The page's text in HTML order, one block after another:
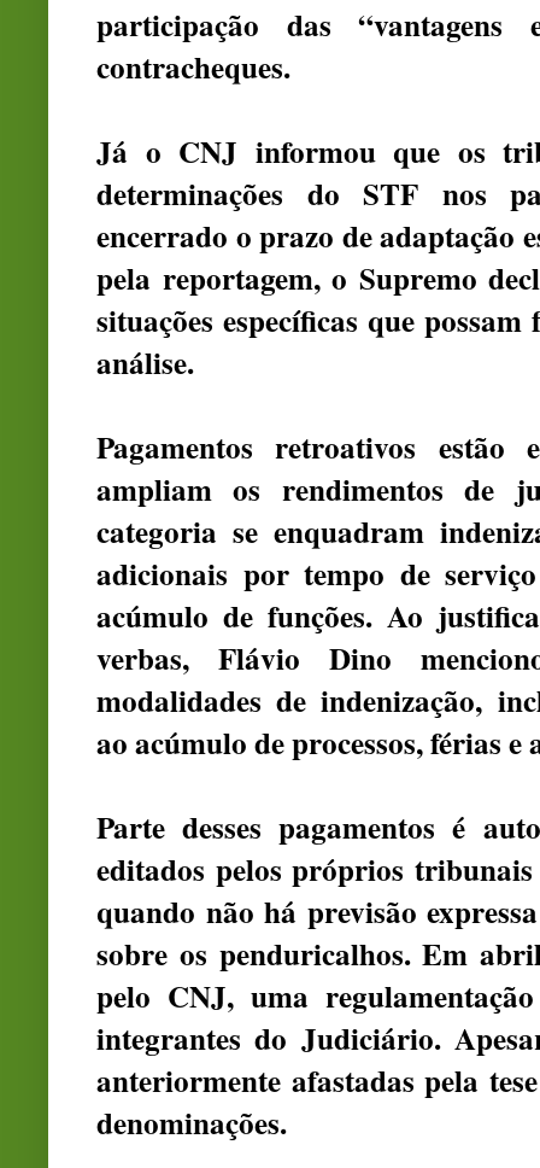
participação das “vantagens
contracheques.
Já o CNJ informou que os
determinações do STF nos
encerrado o prazo de adaptação
pela reportagem, o Supremo
situações específicas que
análise.
Pagamentos retroativos
ampliam os rendimentos de
categoria se enquadram
adicionais por tempo de
acúmulo de funções. Ao
verbas, Flávio Dino
modalidades de indenização,
ao acúmulo de processos, férias e
Parte desses pagamentos é
editados pelos próprios
quando não há previsão
sobre os penduricalhos. Em
pelo CNJ, uma
integrantes do Judiciário.
anteriormente afastadas pela
denominações.